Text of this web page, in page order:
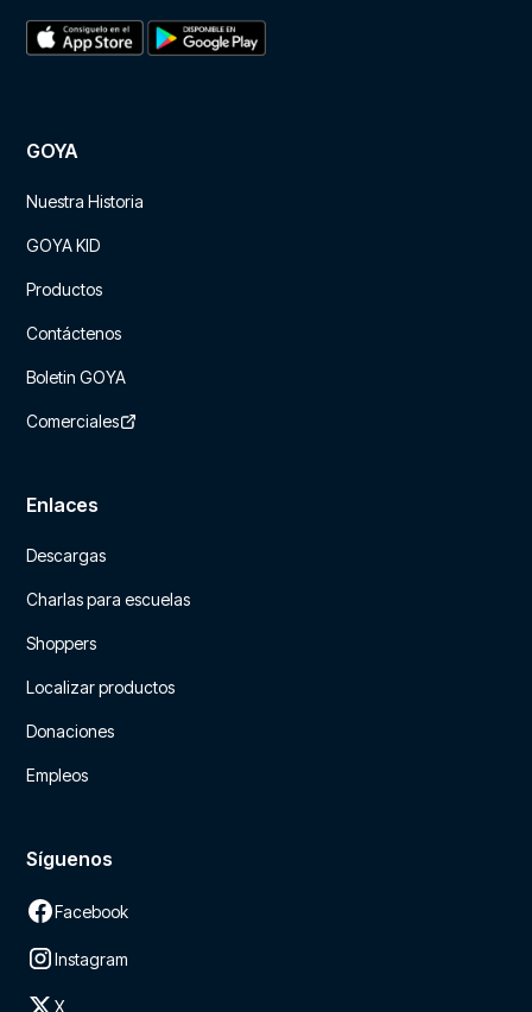
GOYA
Nuestra Historia
GOYA KID
Productos
Contáctenos
Boletin GOYA
Comerciales
Enlaces
Descargas
Charlas para escuelas
Shoppers
Localizar productos
Donaciones
Empleos
Síguenos
Facebook
Instagram
X